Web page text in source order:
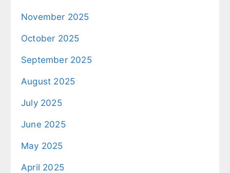
November 2025
October 2025
September 2025
August 2025
July 2025
June 2025
May 2025
April 2025